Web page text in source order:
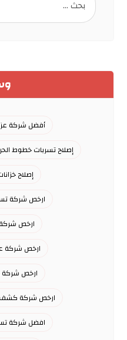
أفضل شركة
إصلاح تسربات خطوط
إصلاح
ارخص شركة
ارخص
ارخص شركة
ارخص شركة
ارخص شركة كشف
افضل شركة